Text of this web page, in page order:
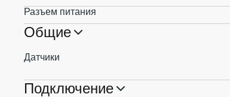
Разъем питания
Общие
Датчики
Подключение